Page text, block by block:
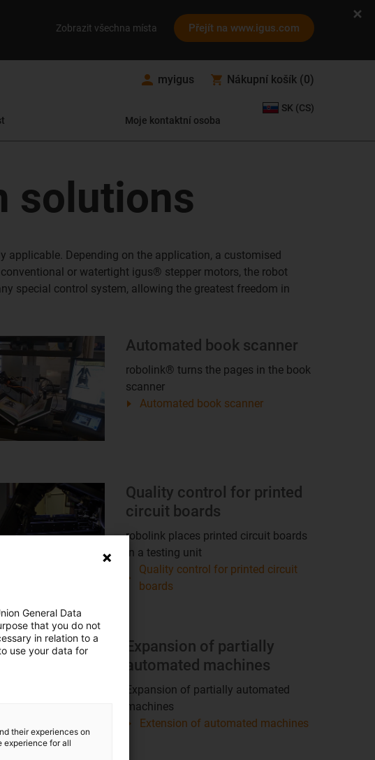
Zobrazit všechna místa Přejít na www.igus.com
myigus Nákupní košík (0)
Moje kontaktní osoba
SK (CS)
solutions
Depending on the application, a customised
or watertight igus® stepper motors, the robot
special control system, allowing the greatest freedom in
Automated book scanner
robolink® turns the pages in the book
scanner
Automated book scanner
Quality control for printed
circuit boards
robolink places printed circuit boards
in a testing unit
Quality control for printed circuit
boards
Expansion of partially
automated machines
Expansion of partially automated
machines
Extension of automated machines
General Data
that you do not
in relation to a
use your data for
their experiences on
experience for all